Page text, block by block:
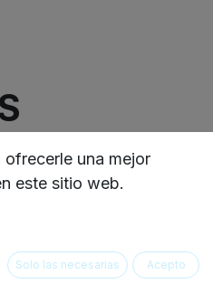
Y
compacto perfecto
una mejor
este sitio web.
Solo las necesarias Acepto